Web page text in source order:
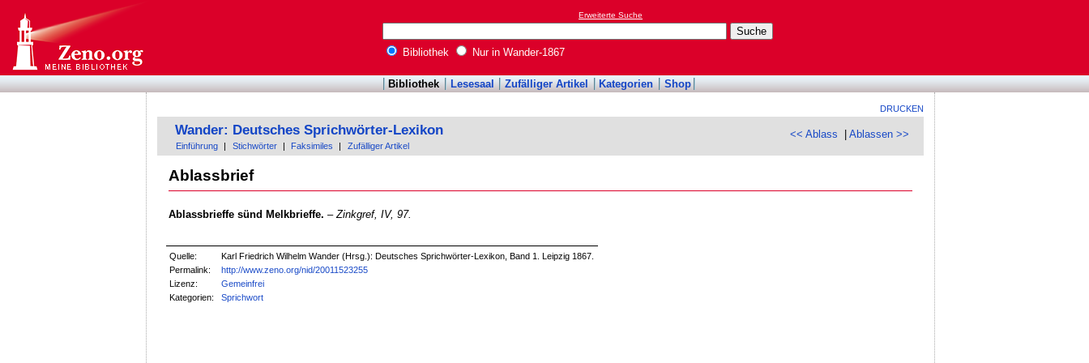
Erweiterte Suche
Bibliothek Nur in Wander-1867
Bibliothek Lesesaal Zufälliger Artikel Kategorien Shop
DRUCKEN
<< Ablass |Ablassen >>
Wander: Deutsches Sprichwörter-Lexikon
Einführung Stichwörter Faksimiles Zufälliger Artikel
Ablassbrief
Ablassbrieffe sünd Melkbrieffe. – Zinkgref, IV, 97.
Quelle:
Karl Friedrich Wilhelm Wander (Hrsg.): Deutsches Sprichwörter-Lexikon, Band 1. Leipzig 1867.
Permalink:
http://www.zeno.org/nid/20011523255
Lizenz:
Gemeinfrei
Kategorien:
Sprichwort